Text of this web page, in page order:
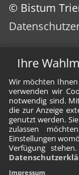
Ihre
Wir möchten
verwenden wir
notwendig sind.
die zur Anzeige
genutzt werden.
zulassen
Einstellungen
Verfügung
Impressum
© Bistum